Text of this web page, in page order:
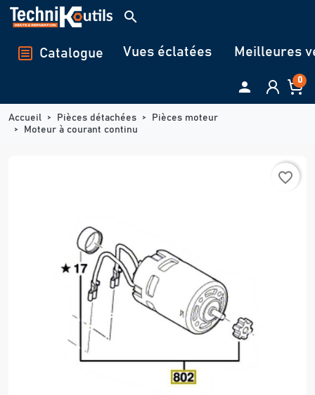
Panneau de gestion des cookies
search
Catalogue Vues éclatées Meilleures
 0
Accueil Pièces détachées
Pièces moteur
Moteur à courant continu
favorite_border